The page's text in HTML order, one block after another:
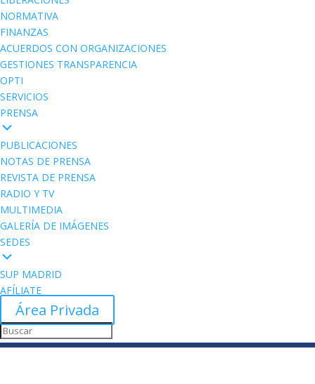
NORMATIVA
FINANZAS
ACUERDOS CON ORGANIZACIONES
GESTIONES TRANSPARENCIA
OPTI
SERVICIOS
PRENSA
PUBLICACIONES
NOTAS DE PRENSA
REVISTA DE PRENSA
RADIO Y TV
MULTIMEDIA
GALERÍA DE IMÁGENES
SEDES
SUP MADRID
AFÍLIATE
Área Privada